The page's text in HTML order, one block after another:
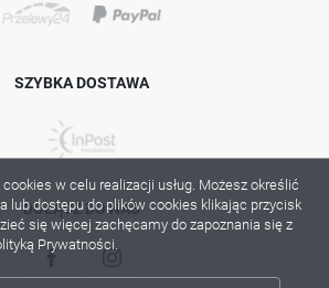
SZYBKA DOSTAWA
DOŁĄCZ DO NAS
w celu realizacji usług. Możesz określić
lub dostępu do plików cookies klikając przycisk
się więcej zachęcamy do zapoznania się z
Prywatności.